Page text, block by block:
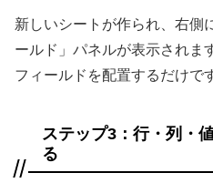
新しいシートが作られ、右側
ールド」パネルが表示されま
フィールドを配置するだけで
ステップ3：行・列・
る